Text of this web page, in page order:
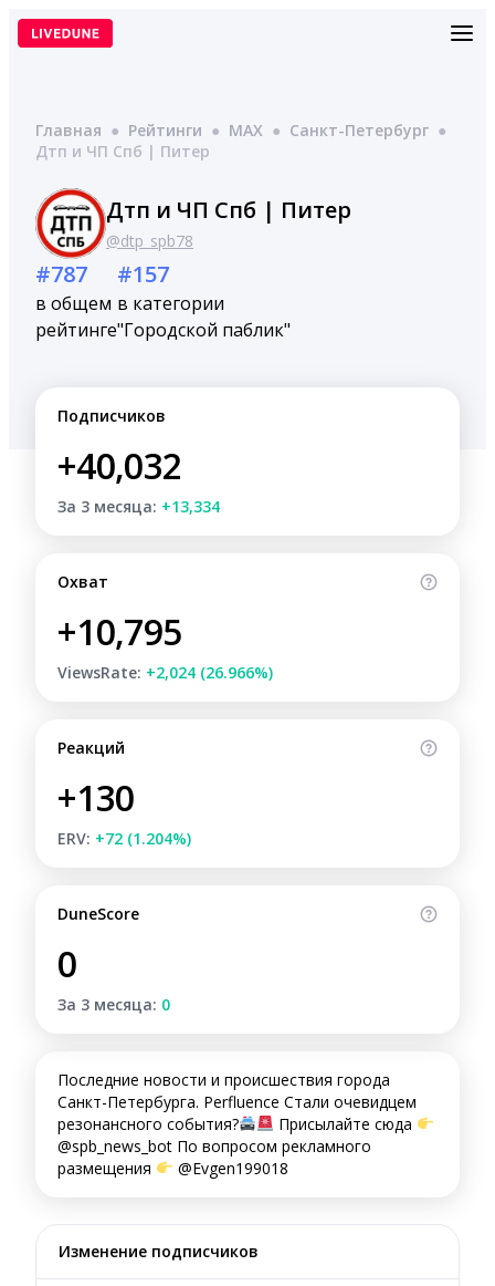
Перейти
Главная ● Рейтинги ● MAX ● Санкт-Петербург ●
Дтп и ЧП Спб | Питер
Дтп и ЧП Спб | Питер
@dtp_spb78
#787
в общем
рейтинге
#157
в категории
"Городской паблик"
Подписчиков
+40,032
За 3 месяца: +13,334
Охват
+10,795
ViewsRate: +2,024 (26.966%)
Реакций
+130
ERV: +72 (1.204%)
DuneScore
0
За 3 месяца: 0
Последние новости и происшествия города
Санкт-Петербурга. Perfluence Стали очевидцем
резонансного события?
Присылайте сюда
@spb_news_bot По вопросом рекламного
размещения
@Evgen199018
Изменение подписчиков